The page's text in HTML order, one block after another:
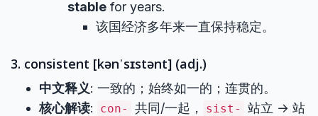
stable for years.
该国经济多年来一直保持稳定。
3. consistent [kənˈsɪstənt] (adj.)
中文释义: 一致的；始终如一的；连贯的。
核心解读: con- 共同/一起， sist-
站立 → 站